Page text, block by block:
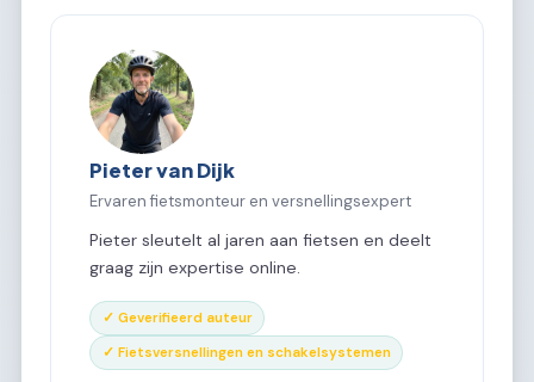
Pieter van Dijk
Ervaren fietsmonteur en versnellingsexpert
Pieter sleutelt al jaren aan fietsen en deelt
graag zijn expertise online.
✓ Geverifieerd auteur
✓ Fietsversnellingen en schakelsystemen